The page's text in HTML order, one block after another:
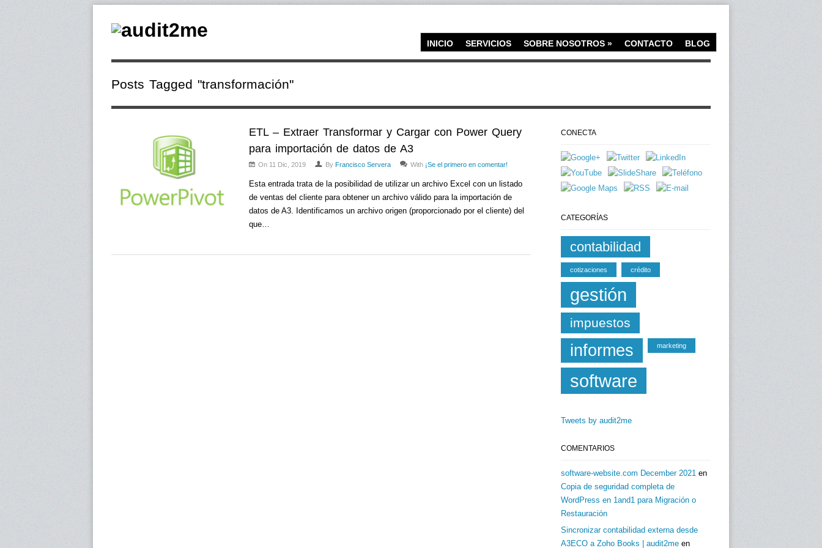
INICIO SERVICIOS SOBRE NOSOTROS » CONTACTO BLOG
Posts Tagged "transformación"
ETL – Extraer Transformar y Cargar con Power Query
para importación de datos de A3
On 11 Dic, 2019 By Francisco Servera With ¡Se el primero en comentar!
Esta entrada trata de la posibilidad de utilizar un archivo Excel con un listado
de ventas del cliente para obtener un archivo válido para la importación de
datos de A3. Identificamos un archivo origen (proporcionado por el cliente) del
que…
CONECTA
CATEGORÍAS
contabilidad
cotizaciones crédito
gestión
impuestos
informes marketing
software
Tweets by audit2me
COMENTARIOS
software-website.com December 2021 en
Copia de seguridad completa de
WordPress en 1and1 para Migración o
Restauración
Sincronizar contabilidad externa desde
A3ECO a Zoho Books | audit2me en